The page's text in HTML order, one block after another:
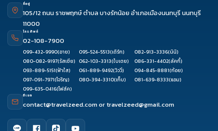
ที่อยู่
105/12 ถนน ราชพฤกษ์ ตำบล บางรักน้อย อำเภอเมืองนนทบุรี นนทบุรี
11000
โทรศัพท์
02-108-7900
099-432-9990(อาย) 095-524-5513(เติร์ก) 082-913-3336(นินิ)
080-082-9197(รัสเซีย) 062-103-3313(ใบเตย) 086-331-4402(ลัคกี้)
093-889-5151(ฟ้าใส) 061-889-9492(วิววี่) 094-845-8881(ก้อย)
097-091-7971(โจริญ) 080-394-3310(เก็บ) 081-639-8333(แอม)
099-635-0416(โฟล์ค)
อีเมล
contact@travelzeed.comortravelzeed@gmail.com